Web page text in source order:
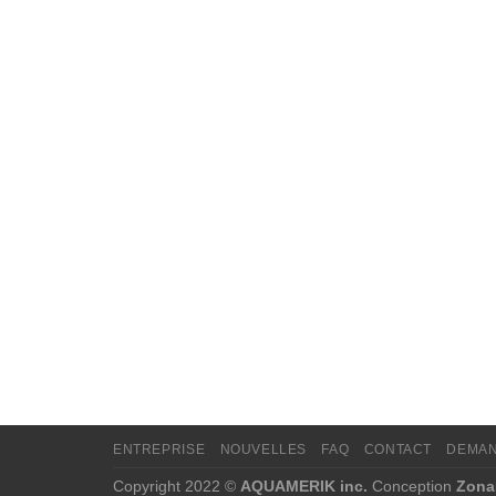
ENTREPRISE NOUVELLES FAQ CONTACT
Copyright 2022 © AQUAMERIK inc. Conception